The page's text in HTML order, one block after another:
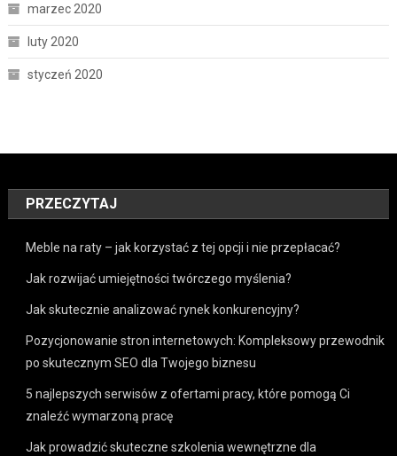
marzec 2020
luty 2020
styczeń 2020
PRZECZYTAJ
Meble na raty – jak korzystać z tej opcji i nie przepłacać?
Jak rozwijać umiejętności twórczego myślenia?
Jak skutecznie analizować rynek konkurencyjny?
Pozycjonowanie stron internetowych: Kompleksowy przewodnik
po skutecznym SEO dla Twojego biznesu
5 najlepszych serwisów z ofertami pracy, które pomogą Ci
znaleźć wymarzoną pracę
Jak prowadzić skuteczne szkolenia wewnętrzne dla